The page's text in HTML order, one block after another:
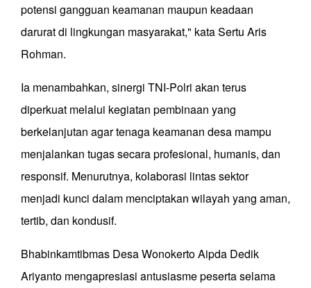
potensi gangguan keamanan maupun keadaan
darurat di lingkungan masyarakat," kata Sertu Aris
Rohman.
Ia menambahkan, sinergi TNI-Polri akan terus
diperkuat melalui kegiatan pembinaan yang
berkelanjutan agar tenaga keamanan desa mampu
menjalankan tugas secara profesional, humanis, dan
responsif. Menurutnya, kolaborasi lintas sektor
menjadi kunci dalam menciptakan wilayah yang aman,
tertib, dan kondusif.
Bhabinkamtibmas Desa Wonokerto Aipda Dedik
Ariyanto mengapresiasi antusiasme peserta selama